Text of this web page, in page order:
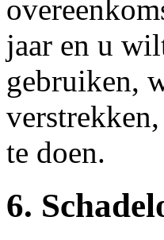
jaar en u
gebruiken,
te doen.
6.